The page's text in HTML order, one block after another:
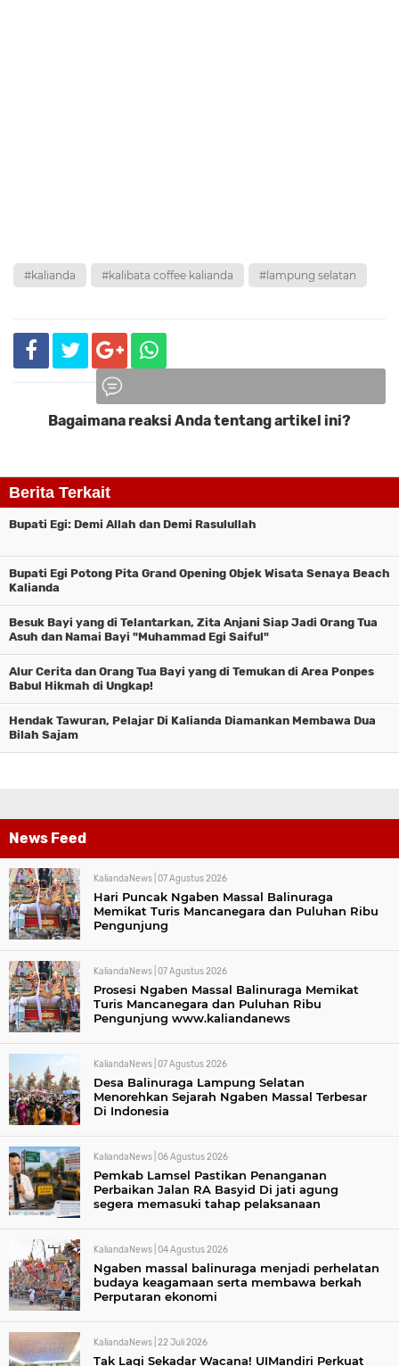
#kalianda #kalibata coffee kalianda #lampung selatan
Komentar
Bagaimana reaksi Anda tentang artikel ini?
Berita Terkait
Bupati Egi: Demi Allah dan Demi Rasulullah
Bupati Egi Potong Pita Grand Opening Objek Wisata Senaya Beach
Kalianda
Besuk Bayi yang di Telantarkan, Zita Anjani Siap Jadi Orang Tua
Asuh dan Namai Bayi "Muhammad Egi Saiful"
Alur Cerita dan Orang Tua Bayi yang di Temukan di Area Ponpes
Babul Hikmah di Ungkap!
Hendak Tawuran, Pelajar Di Kalianda Diamankan Membawa Dua
Bilah Sajam
News Feed
KaliandaNews | 07 Agustus 2026
Hari Puncak Ngaben Massal Balinuraga
Memikat Turis Mancanegara dan Puluhan Ribu
Pengunjung
KaliandaNews | 07 Agustus 2026
Prosesi Ngaben Massal Balinuraga Memikat
Turis Mancanegara dan Puluhan Ribu
Pengunjung www.kaliandanews
KaliandaNews | 07 Agustus 2026
Desa Balinuraga Lampung Selatan
Menorehkan Sejarah Ngaben Massal Terbesar
Di Indonesia
KaliandaNews | 06 Agustus 2026
Pemkab Lamsel Pastikan Penanganan
Perbaikan Jalan RA Basyid Di jati agung
segera memasuki tahap pelaksanaan
KaliandaNews | 04 Agustus 2026
Ngaben massal balinuraga menjadi perhelatan
budaya keagamaan serta membawa berkah
Perputaran ekonomi
KaliandaNews | 22 Juli 2026
Tak Lagi Sekadar Wacana! UIMandiri Perkuat